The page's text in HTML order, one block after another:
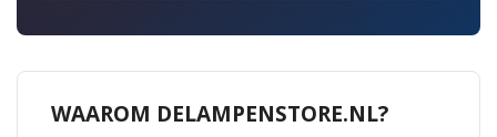
WAAROM DELAMPENSTORE.NL?